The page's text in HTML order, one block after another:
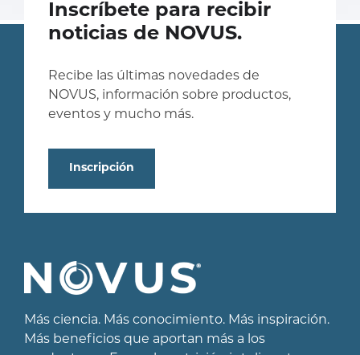
Inscríbete para recibir
noticias de NOVUS.
Recibe las últimas novedades de
NOVUS, información sobre productos,
eventos y mucho más.
Inscripción
Más ciencia. Más conocimiento. Más inspiración.
Más beneficios que aportan más a los